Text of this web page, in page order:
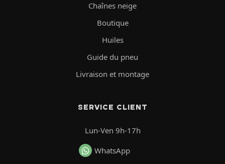
Chaînes neige
Boutique
Huiles
Guide du pneu
Livraison et montage
SERVICE CLIENT
Lun-Ven 9h-17h
WhatsApp